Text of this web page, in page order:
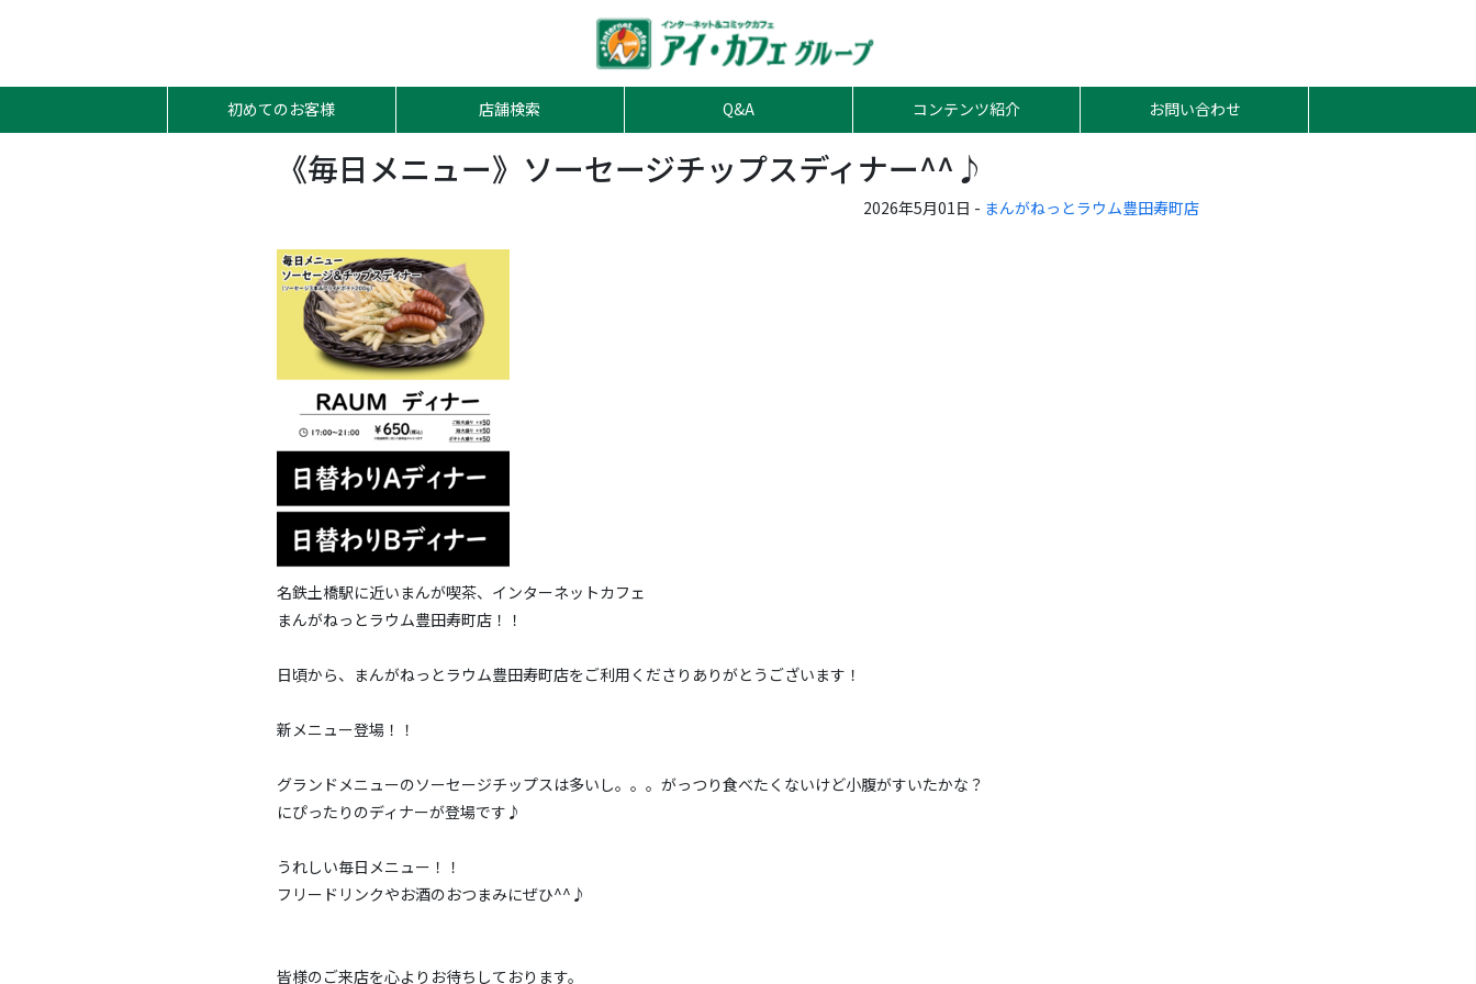
初めてのお客様 店舗検索 Q&A コンテンツ紹介 お問い合わせ
《毎日メニュー》ソーセージチップスディナー^^♪
2026年5月01日 - まんがねっとラウム豊田寿町店
名鉄土橋駅に近いまんが喫茶、インターネットカフェ
まんがねっとラウム豊田寿町店！！
日頃から、まんがねっとラウム豊田寿町店をご利用くださりありがとうございます！
新メニュー登場！！
グランドメニューのソーセージチップスは多いし。。。がっつり食べたくないけど小腹がすいたかな？
にぴったりのディナーが登場です♪
うれしい毎日メニュー！！
フリードリンクやお酒のおつまみにぜひ^^♪
皆様のご来店を心よりお待ちしております。